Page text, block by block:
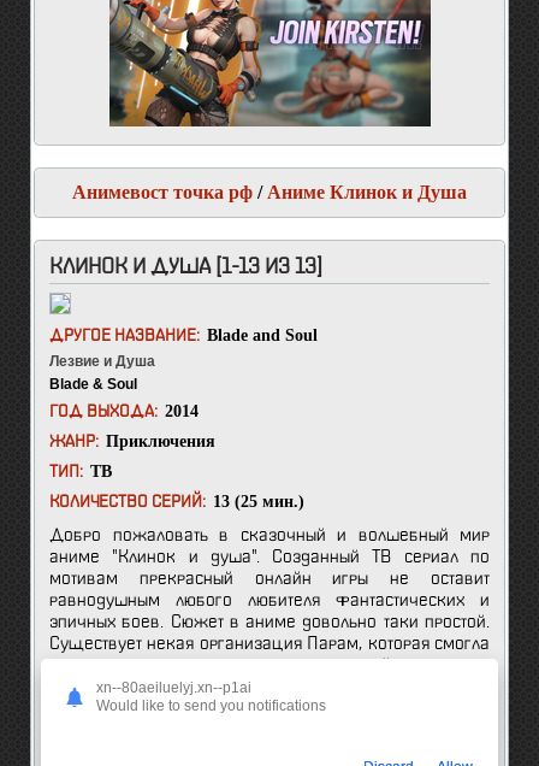
Анимевост точка рф / Аниме Клинок и Душа
КЛИНОК И ДУША [1-13 ИЗ 13]
ДРУГОЕ НАЗВАНИЕ: Blade and Soul
Лезвие и Душа
Blade & Soul
ГОД ВЫХОДА: 2014
ЖАНР: Приключения
ТИП: ТВ
КОЛИЧЕСТВО СЕРИЙ: 13 (25 мин.)
Добро пожаловать в сказочный и волшебный мир
аниме "Клинок и душа". Созданный ТВ сериал по
мотивам прекрасный онлайн игры не оставит
равнодушным любого любителя фантастических и
эпичных боев. Сюжет в аниме довольно таки простой.
Существует некая организация Парам, которая смогла
контроль все вокруг. Они, для улучшения боевых
навыков своих солдат используют так называемого
xn--80aeiluelyj.xn--p1ai
Would like to send you notifications